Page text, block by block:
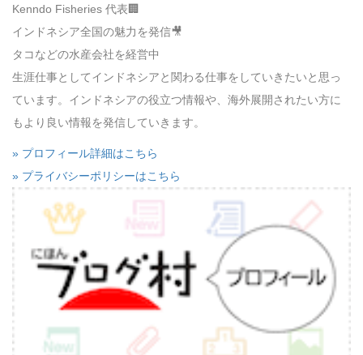
Kenndo Fisheries 代表🏢
インドネシア全国の魅力を発信🎥
タコなどの水産会社を経営中
生涯仕事としてインドネシアと関わる仕事をしていきたいと思っ
ています。インドネシアの役立つ情報や、海外展開されたい方に
もより良い情報を発信していきます。
» プロフィール詳細はこちら
» プライバシーポリシーはこちら